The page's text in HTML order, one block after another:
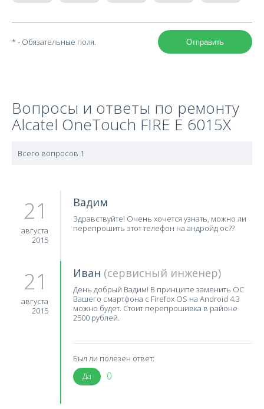
* - Обязательные поля. Отправить
Вопросы и ответы по ремонту
Alcatel OneTouch FIRE E 6015X
Всего вопросов 1
21
августа
2015
Вадим
Здравствуйте! Очень хочется узнать, можно ли
перепрошить этот телефон на андройд ос??
21
августа
2015
Иван (сервисный инженер)
День добрый Вадим! В принципе заменить ОС
Вашего смартфона с Firefox OS на Android 4.3
можно будет. Стоит перепрошивка в районе
2500 рублей.
Был ли полезен ответ:
Да
0